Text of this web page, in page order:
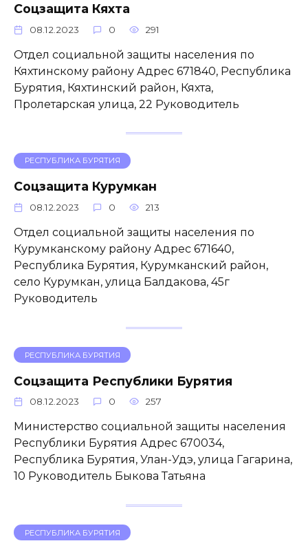
Соцзащита Кяхта
08.12.2023 0 291
Отдел социальной защиты населения по
Кяхтинскому району Адрес 671840, Республика
Бурятия, Кяхтинский район, Кяхта,
Пролетарская улица, 22 Руководитель
РЕСПУБЛИКА БУРЯТИЯ
Соцзащита Курумкан
08.12.2023 0 213
Отдел социальной защиты населения по
Курумканскому району Адрес 671640,
Республика Бурятия, Курумканский район,
село Курумкан, улица Балдакова, 45г
Руководитель
РЕСПУБЛИКА БУРЯТИЯ
Соцзащита Республики Бурятия
08.12.2023 0 257
Министерство социальной защиты населения
Республики Бурятия Адрес 670034,
Республика Бурятия, Улан-Удэ, улица Гагарина,
10 Руководитель Быкова Татьяна
РЕСПУБЛИКА БУРЯТИЯ